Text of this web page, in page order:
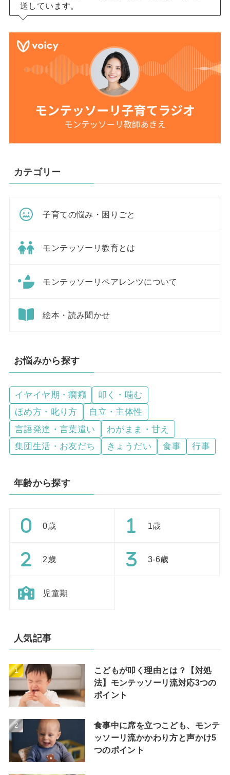
送しています。
カテゴリー
子育ての悩み・困りごと
モンテッソーリ教育とは
モンテッソーリペアレンツについて
絵本・読み聞かせ
お悩みから探す
イヤイヤ期・癇癪
叩く・噛む
ほめ方・叱り方
自立・主体性
言語発達・言葉遣い
わがまま・甘え
集団生活・お友だち
きょうだい 食事 行事
年齢から探す
0歳 1歳
2歳 3-6歳
児童期
人気記事
こどもが叩く理由とは？【対処
法】モンテッソーリ流対応3つの
ポイント
食事中に席を立つこども、モンテ
ッソーリ流かかわり方と声かけ5
つのポイント